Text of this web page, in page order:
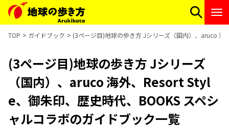
TOP ガイドブック (3ページ目)地球の歩き方 Jシリーズ（国内）、aruco 海
(3ページ目)地球の歩き方 Jシリーズ
（国内）、aruco 海外、Resort Styl
e、御朱印、歴史時代、BOOKS スペシ
ャルコラボのガイドブック一覧